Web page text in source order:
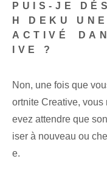
PUIS-JE
H ‍DEKU​
ACTIVÉ⁢
IVE ?
Non,⁢ une fois que
ortnite Creative, vous
evez attendre que
iser à nouveau ou
e.